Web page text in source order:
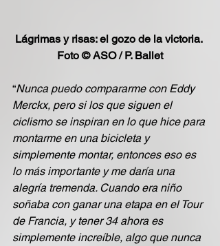
Lágrimas y risas: el gozo de la victoria.
Foto © ASO / P. Ballet
“Nunca puedo compararme con Eddy
Merckx, pero si los que siguen el
ciclismo se inspiran en lo que hice para
montarme en una bicicleta y
simplemente montar, entonces eso es
lo más importante y me daría una
alegría tremenda. Cuando era niño
soñaba con ganar una etapa en el Tour
de Francia, y tener 34 ahora es
simplemente increíble, algo que nunca